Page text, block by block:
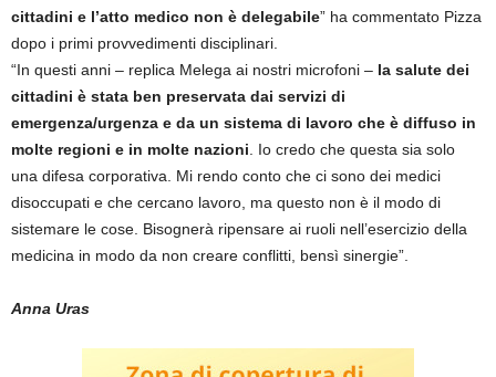
cittadini e l’atto medico non è delegabile” ha commentato Pizza
dopo i primi provvedimenti disciplinari.
“In questi anni – replica Melega ai nostri microfoni – la salute dei
cittadini è stata ben preservata dai servizi di
emergenza/urgenza e da un sistema di lavoro che è diffuso in
molte regioni e in molte nazioni . Io credo che questa sia solo
una difesa corporativa. Mi rendo conto che ci sono dei medici
disoccupati e che cercano lavoro, ma questo non è il modo di
sistemare le cose. Bisognerà ripensare ai ruoli nell’esercizio della
medicina in modo da non creare conflitti, bensì sinergie”.
Anna Uras